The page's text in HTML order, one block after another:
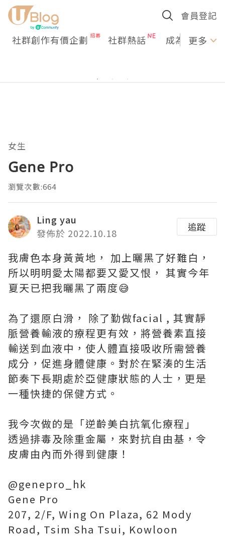
會員登記
社群創作有價企劃 社群熱話 成為U更多
女生
Gene Pro
瀏覽次數:664
Ling yau
發佈於 2022.10.18
追蹤
我膚色本身黃黃地， 加上曬黑了好難白，
所以明明愛太陽都要又愛又恨， 其實今年
夏天已把我曬黑了兩度😅
為了還原白滑， 除了勤做facial , 其實靜
脈營養輸液的療程更有效，將營養素直接
輸送到血液中，使人體直接吸收所需營養
成分，促進身體健康。對於在緊湊的生活
節奏下長期處於亞健康狀態的人士，更是
一種快捷的保健方式。
我今次做的是「逆齡美白抗氧化療程」
透過排毒及除重金屬，來對抗自由基，令
皮膚由內而外得到健康！
@genepro_hk
Gene Pro
207, 2/F, Wing On Plaza, 62 Mody
Road, Tsim Sha Tsui, Kowloon